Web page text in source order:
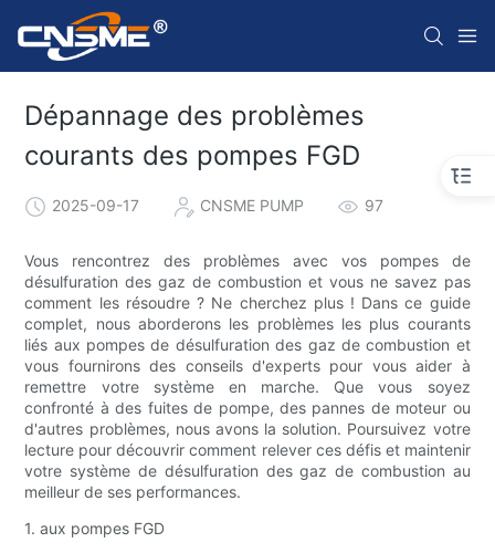
Dépannage des problèmes
courants des pompes FGD
2025-09-17 CNSME PUMP 97
Vous rencontrez des problèmes avec vos pompes de
désulfuration des gaz de combustion et vous ne savez pas
comment les résoudre ? Ne cherchez plus ! Dans ce guide
complet, nous aborderons les problèmes les plus courants
liés aux pompes de désulfuration des gaz de combustion et
vous fournirons des conseils d'experts pour vous aider à
remettre votre système en marche. Que vous soyez
confronté à des fuites de pompe, des pannes de moteur ou
d'autres problèmes, nous avons la solution. Poursuivez votre
lecture pour découvrir comment relever ces défis et maintenir
votre système de désulfuration des gaz de combustion au
meilleur de ses performances.
1. aux pompes FGD